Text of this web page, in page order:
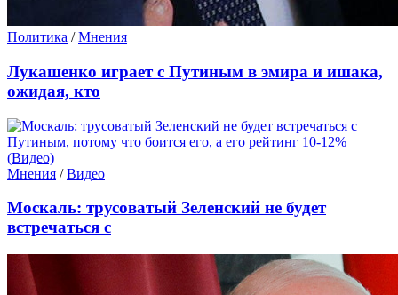
Политика /Мнения
Лукашенко играет с Путиным в эмира и ишака,
ожидая, кто
Мнения /Видео
Москаль: трусоватый Зеленский не будет
встречаться с